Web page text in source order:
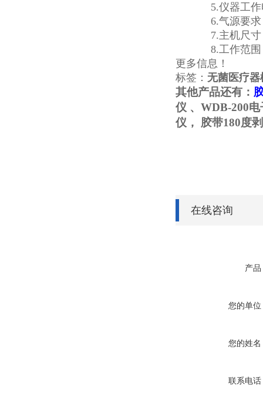
5.仪器工
6.气源要
7.主机尺
8.工作范
更多信息！
标签： 无菌医疗
其他产品还有：
仪 、WDB-200
仪， 胶带180度
在线咨询
产品
您的单位
您的姓名
联系电话